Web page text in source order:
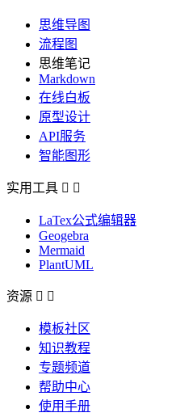
思维导图
流程图
思维笔记
Markdown
在线白板
原型设计
API服务
智能图形
实用工具  
LaTex公式编辑器
Geogebra
Mermaid
PlantUML
资源  
模板社区
知识教程
专题频道
帮助中心
使用手册